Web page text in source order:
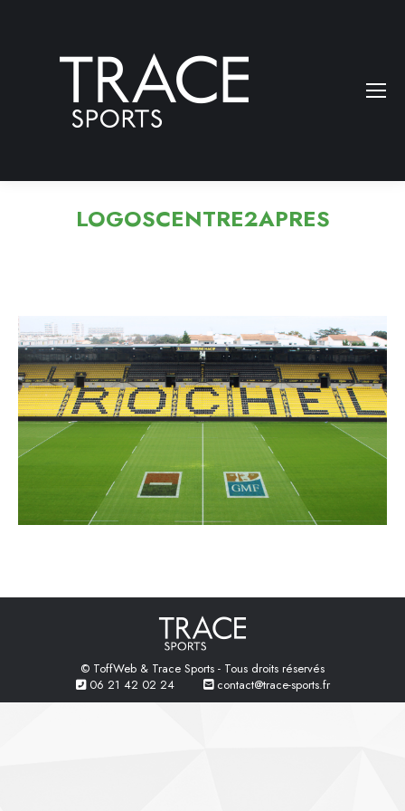
LOGOSCENTRE2APRES
© ToffWeb & Trace Sports - Tous droits réservés
06 21 42 02 24
contact@trace-sports.fr